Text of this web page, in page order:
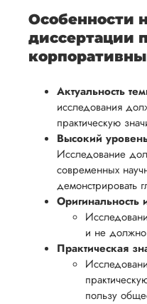
Особенности
диссертации
Актуальность
исследования
практическую
Высокий
Исследование
современных
демонстрировать
Оригинальность
и не
Практическая
пользу